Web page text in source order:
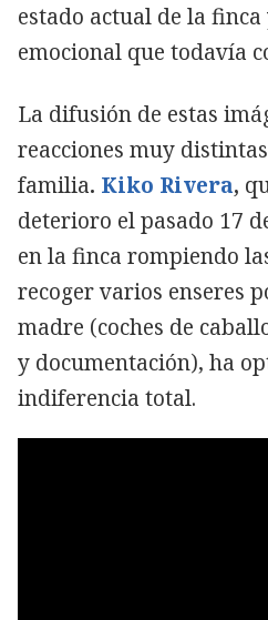
estado actual de la
emocional que todavía
La difusión de estas
reacciones muy
familia. Kiko Rivera,
deterioro el pasado 17
en la finca rompiendo
recoger varios enseres
madre (coches de
y documentación), ha
indiferencia total.